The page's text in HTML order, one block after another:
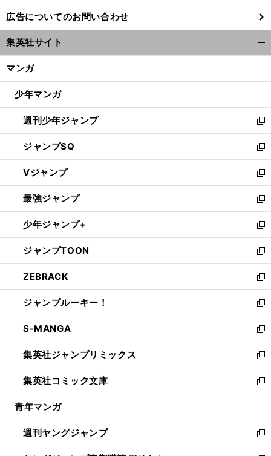
し
い
ウ
ィ
ン
ウ
開
く
広告についてのお問い合わせ
集英社サイト
マンガ
少年マンガ
週刊少年ジャンプ
新
し
い
ウ
ィ
ン
ド
ウ
で
開
く
ジャンプSQ
新
し
い
ウ
ィ
ン
ド
ウ
で
開
く
Vジャンプ
新
し
い
ウ
ィ
ン
ド
ウ
で
開
く
最強ジャンプ
新
し
い
ウ
ィ
ン
ド
ウ
で
開
く
少年ジャンプ+
新
し
い
ウ
ィ
ン
ド
ウ
で
開
く
ジャンプTOON
新
し
い
ウ
ィ
ン
ド
ウ
で
開
く
ZEBRACK
新
し
い
ウ
ィ
ン
ド
ウ
で
開
ジャンプルーキー！
新
し
い
ウ
ィ
ン
ド
ウ
開
く
S-MANGA
新
し
い
ウ
ィ
ン
ウ
で
開
集英社ジャンプリミックス
新
し
い
ウ
ン
ド
ウ
集英社コミック文庫
新
し
ウ
ィ
ン
青年マンガ
週刊ヤングジャンプ
新
し